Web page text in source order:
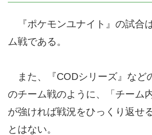
『ポケモンユナイト』の試合
ム戦である。
また、『CODシリーズ』など
のチーム戦のように、「チーム
が強ければ戦況をひっくり返せ
とはない。